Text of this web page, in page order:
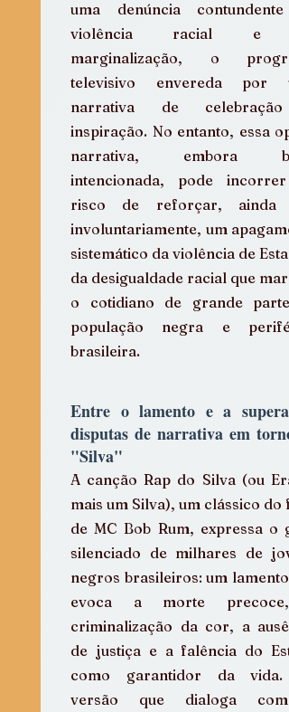
uma denúncia contundente
violência racial e
marginalização, o
televisivo envereda por
narrativa de
inspiração. No entanto, essa
narrativa, embora
intencionada, pode incorrer
risco de reforçar, ainda
involuntariamente, um
sistemático da violência de
da desigualdade racial que
o cotidiano de grande parte
população negra e
brasileira.
Entre o lamento e a
disputas de narrativa em torno
"Silva"
A canção Rap do Silva (ou
mais um Silva), um clássico do
de MC Bob Rum, expressa o
silenciado de milhares de
negros brasileiros: um lamento
evoca a morte
criminalização da cor, a
de justiça e a falência do
como garantidor da vida.
versão que dialoga